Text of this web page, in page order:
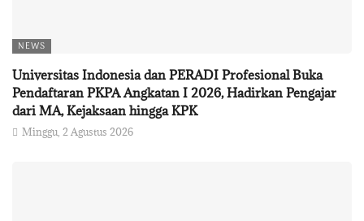
NEWS
Universitas Indonesia dan PERADI Profesional Buka
Pendaftaran PKPA Angkatan I 2026, Hadirkan Pengajar
dari MA, Kejaksaan hingga KPK
Minggu, 2 Agustus 2026